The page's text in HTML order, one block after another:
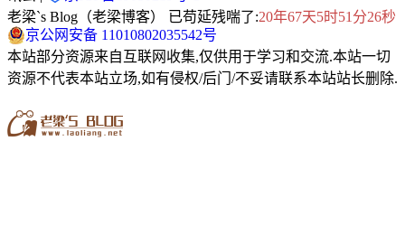
老梁`s Blog（老梁博客） 已苟延残喘了:20年67天5时51分26秒
京公网安备 11010802035542号
本站部分资源来自互联网收集,仅供用于学习和交流.本站一切
资源不代表本站立场,如有侵权/后门/不妥请联系本站站长删除.